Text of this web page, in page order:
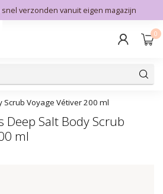
verzonden vanuit eigen magazijn
0
Scrub Voyage Vétiver 200 ml
Deep Salt Body Scrub
ml